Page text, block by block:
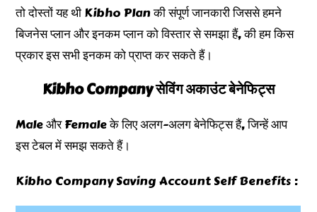
तो दोस्तों यह थी Kibho Plan की संपूर्ण जानकारी जिससे हमने
बिजनेस प्लान और इनकम प्लान को विस्तार से समझा हैं, की हम किस
प्रकार इस सभी इनकम को प्राप्त कर सकते हैं।
Kibho Company सेविंग अकाउंट बेनेफिट्स
Male और Female के लिए अलग-अलग बेनेफिट्स हैं, जिन्हें आप
इस टेबल में समझ सकते हैं।
Kibho Company Saving Account Self Benefits :